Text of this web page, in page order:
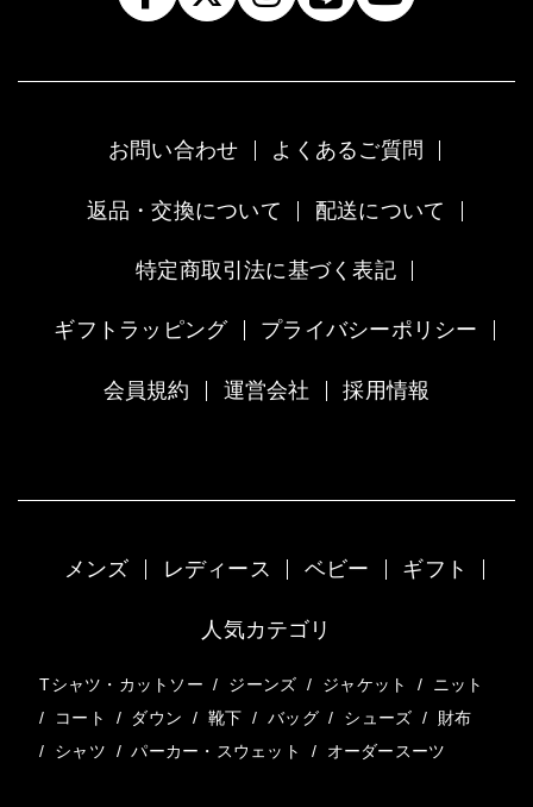
お問い合わせ よくあるご質問
返品・交換について 配送について
特定商取引法に基づく表記
ギフトラッピング プライバシーポリシー
会員規約 運営会社 採用情報
メンズ レディース ベビー ギフト
人気カテゴリ
Tシャツ・カットソー / ジーンズ / ジャケット /
ニット
/
コート / ダウン / 靴下 / バッグ / シューズ /
財布
/
シャツ / パーカー・スウェット / オーダースーツ